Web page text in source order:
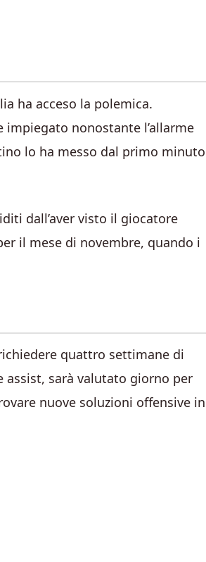
ha acceso la polemica.
impiegato nonostante l’allarme
lo ha messo dal primo minuto
dall’aver visto il giocatore
il mese di novembre, quando i
quattro settimane di
sarà valutato giorno per
nuove soluzioni offensive in